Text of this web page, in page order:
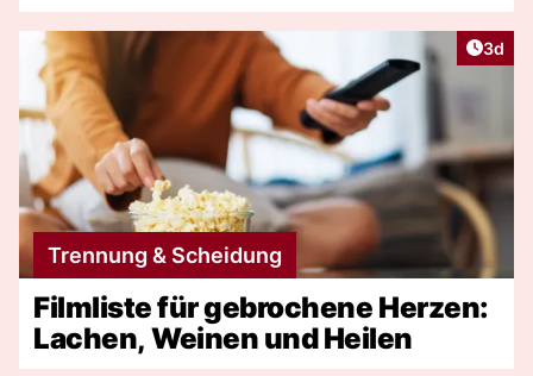
3d
Trennung & Scheidung
Filmliste für gebrochene Herzen:
Lachen, Weinen und Heilen